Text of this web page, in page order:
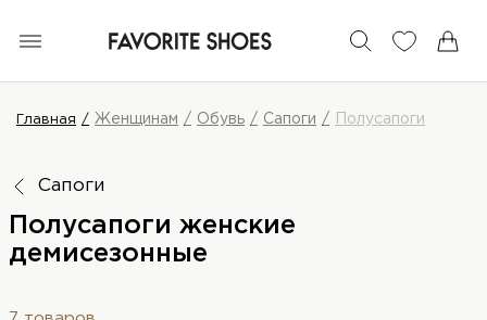
Главная Женщинам Обувь Сапоги Полусапоги
Сапоги
Полусапоги женские
демисезонные